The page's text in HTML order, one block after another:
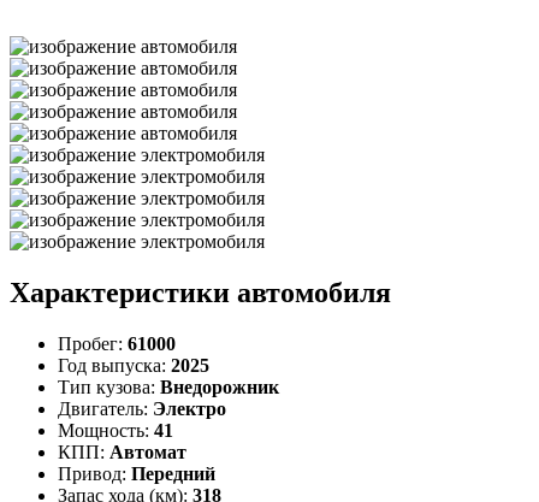
Характеристики автомобиля
Пробег: 61000
Год выпуска: 2025
Тип кузова: Внедорожник
Двигатель: Электро
Мощность: 41
КПП: Автомат
Привод: Передний
Запас хода (км): 318